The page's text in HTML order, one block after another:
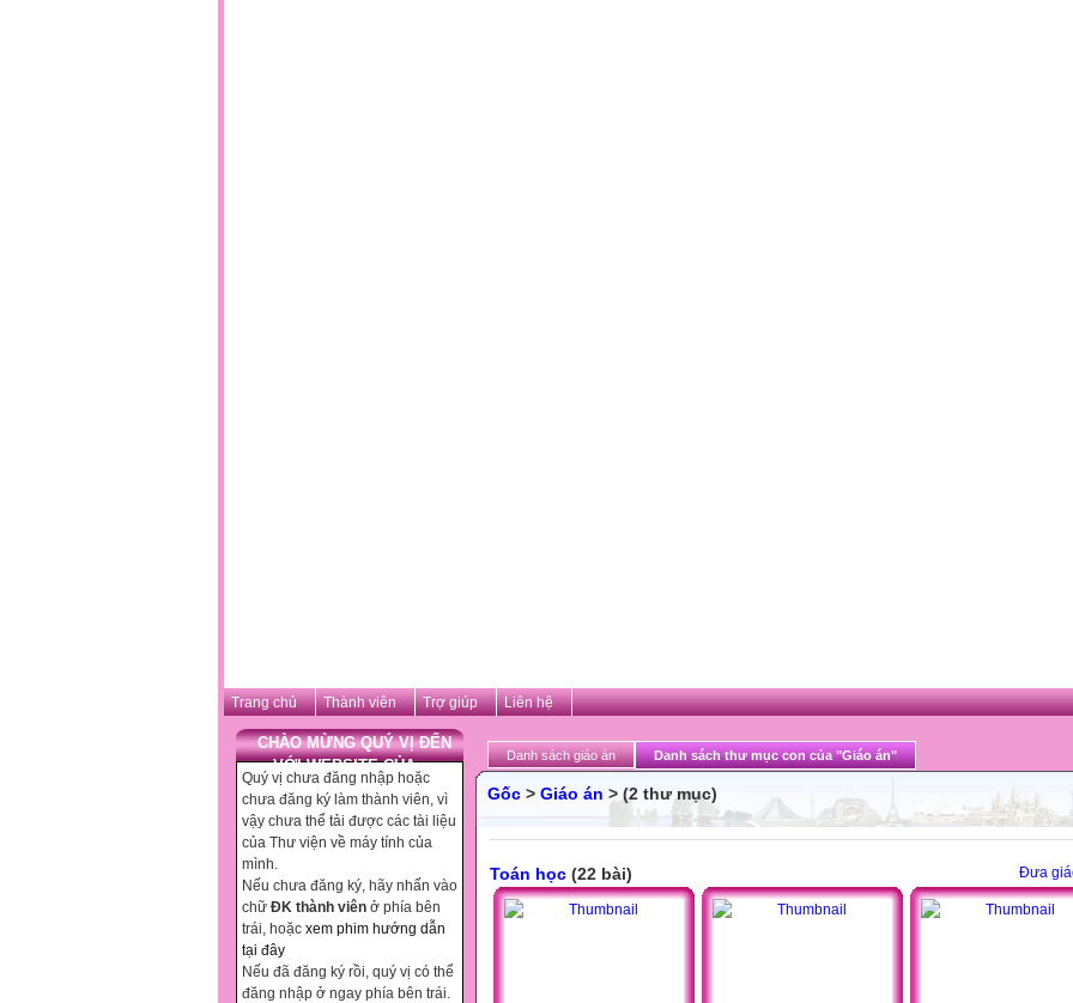
Trang chủ Thành viên Trợ giúp Liên hệ
CHÀO MỪNG QUÝ VỊ ĐẾN
VỚI WEBSITE CỦA ...
Quý vị chưa đăng nhập hoặc
chưa đăng ký làm thành viên, vì
vậy chưa thể tải được các tài liệu
của Thư viện về máy tính của
mình.
Nếu chưa đăng ký, hãy nhấn vào
chữ ĐK thành viên ở phía bên
trái, hoặc xem phim hướng dẫn
tại đây
Nếu đã đăng ký rồi, quý vị có thể
đăng nhập ở ngay phía bên trái.
Danh sách giáo án Danh sách thư mục con của "Giáo án"
Gốc > Giáo án > (2 thư mục)
Đưa
Toán học (22 bài)